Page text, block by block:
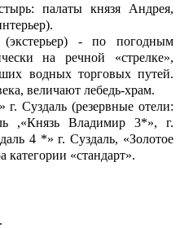
палаты князя Андрея,
- по погодным
на речной «стрелке»,
водных торговых путей.
величают лебедь-храм.
Суздаль (резервные отели:
,«Князь Владимир 3*», г.
4 *» г. Суздаль, «Золотое
«стандарт».